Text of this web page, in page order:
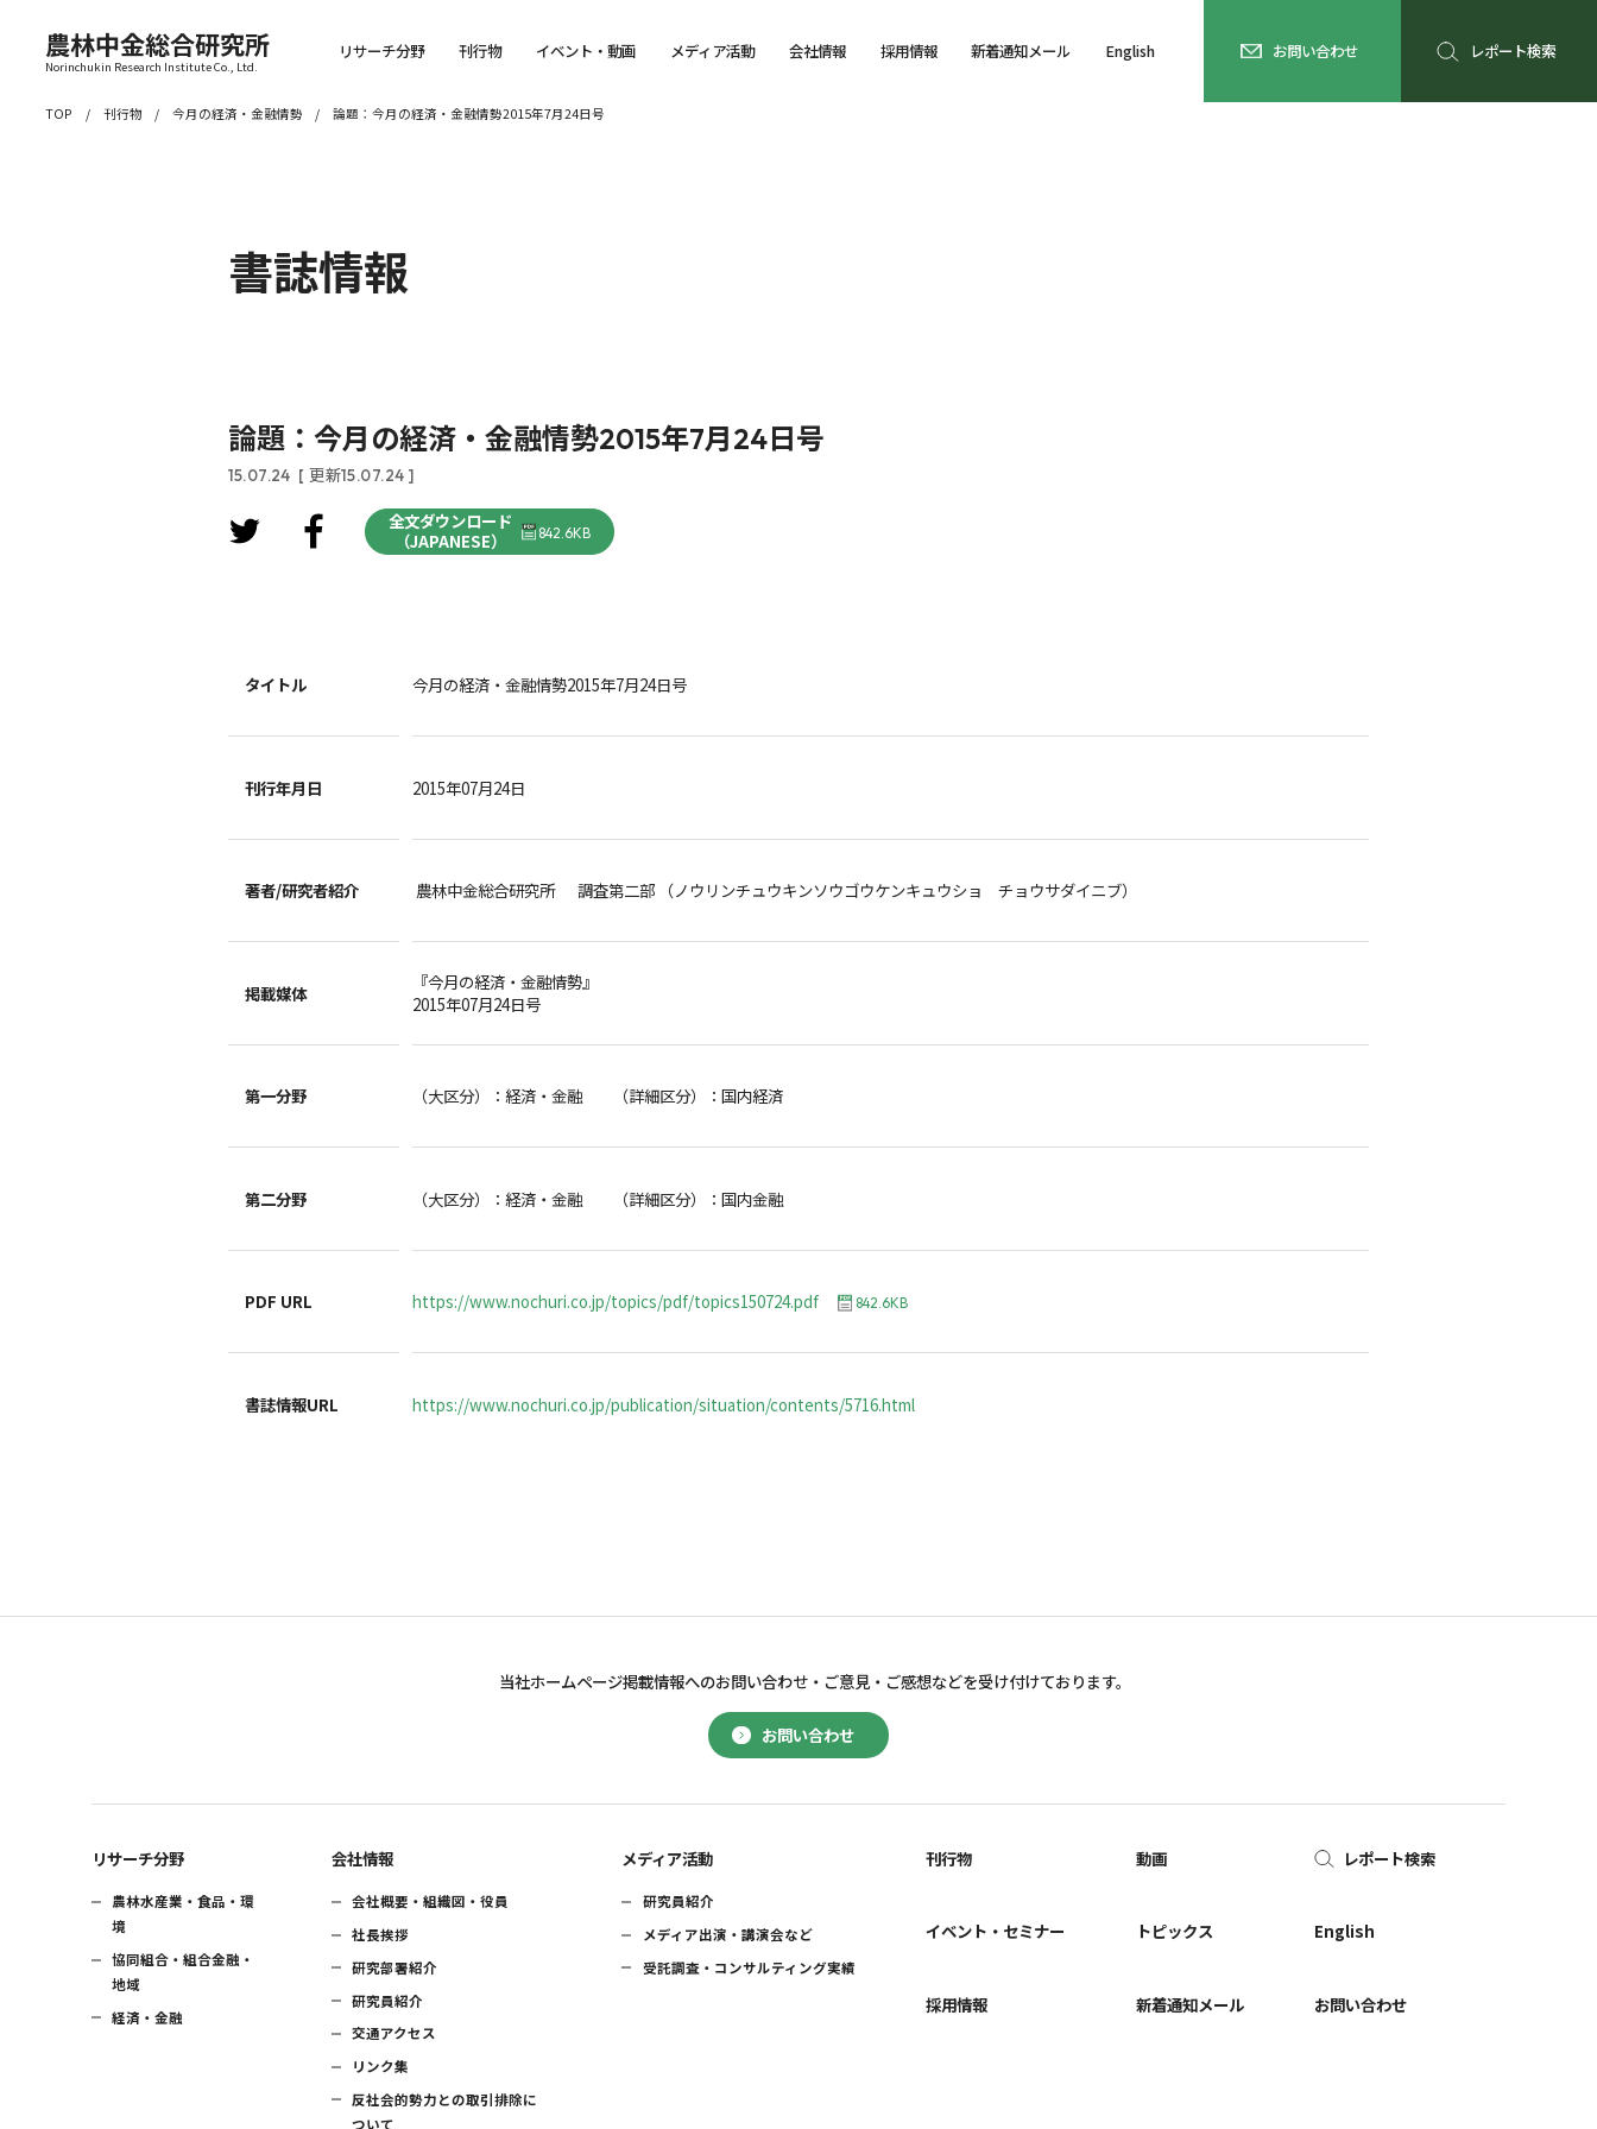
農林中金総合研究所
Norinchukin Research Institute Co., Ltd.
リサーチ分野 刊行物 イベント・動画 メディア活動 会社情報 採用情報 新着通知メール English お問い合わせ レポート検索
TOP 刊行物 今月の経済・金融情勢 論題：今月の経済・金融情勢2015年7月24日号
書誌情報
論題：今月の経済・金融情勢2015年7月24日号
15.07.24 [ 更新15.07.24 ]
全文ダウンロード
（JAPANESE）
842.6KB
タイトル 今月の経済・金融情勢2015年7月24日号
刊行年月日 2015年07月24日
著者/研究者紹介 農林中金総合研究所 調査第二部 （ノウリンチュウキンソウゴウケンキュウショ チョウサダイニブ）
掲載媒体
『今月の経済・金融情勢』
2015年07月24日号
第一分野 （大区分）：経済・金融 （詳細区分）：国内経済
第二分野 （大区分）：経済・金融 （詳細区分）：国内金融
PDF URL https://www.nochuri.co.jp/topics/pdf/topics150724.pdf 842.6KB
書誌情報URL https://www.nochuri.co.jp/publication/situation/contents/5716.html
お問い合わせ
当社ホームページ掲載情報へのお問い合わせ・ ご意見・ご感想などを受け付けております。
リサーチ分野
農林水産業・食品・環
境
協同組合・組合金融・
地域
経済・金融
会社情報
会社概要・組織図・役員
社長挨拶
研究部署紹介
研究員紹介
交通アクセス
リンク集
反社会的勢力との取引排除に
ついて
メディア活動
研究員紹介
メディア出演・講演会など
受託調査・コンサルティング実績
刊行物
イベント・セミナー
採用情報
動画
トピックス
新着通知メール
レポート検索
English
お問い合わせ